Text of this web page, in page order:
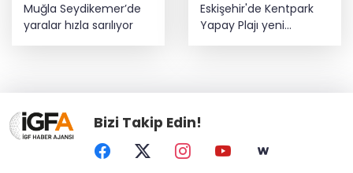
Muğla Seydikemer’de
yaralar hızla sarılıyor
Eskişehir'de Kentpark
Yapay Plajı yeni
sezonda hizmete açıldı
Bizi Takip Edin!